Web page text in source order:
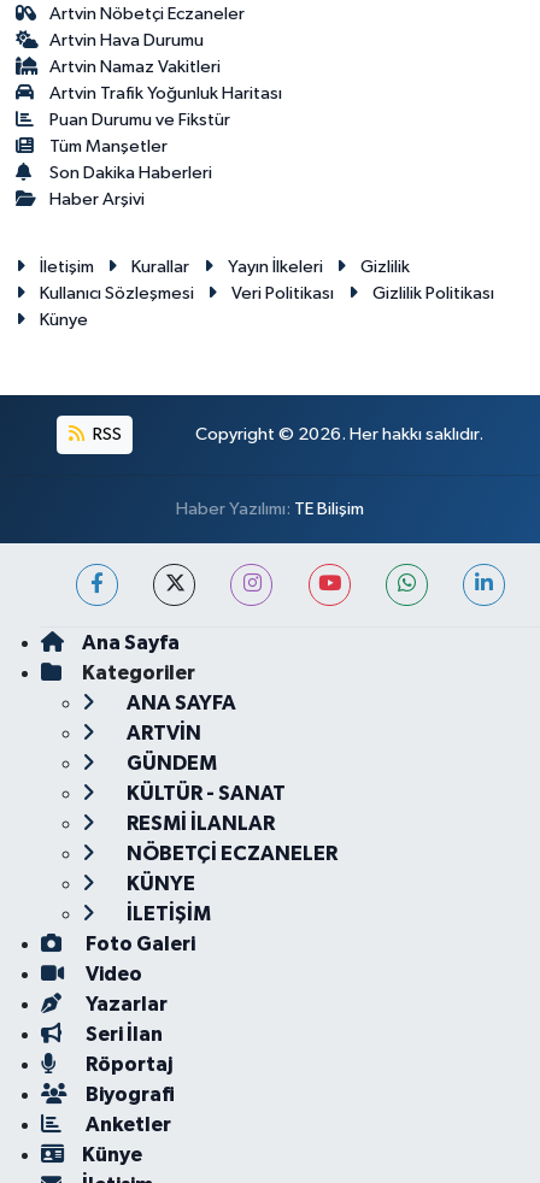
Artvin Nöbetçi Eczaneler
Artvin Hava Durumu
Artvin Namaz Vakitleri
Artvin Trafik Yoğunluk Haritası
Puan Durumu ve Fikstür
Tüm Manşetler
Son Dakika Haberleri
Haber Arşivi
İletişim Kurallar Yayın İlkeleri
Gizlilik
Kullanıcı Sözleşmesi
Veri Politikası
Gizlilik Politikası
Künye
RSS Copyright © 2026. Her hakkı saklıdır.
Haber Yazılımı: TE Bilişim
Ana Sayfa
Kategoriler
ANA SAYFA
ARTVİN
GÜNDEM
KÜLTÜR - SANAT
RESMİ İLANLAR
NÖBETÇİ ECZANELER
KÜNYE
İLETİŞİM
Foto Galeri
Video
Yazarlar
Seri İlan
Röportaj
Biyografi
Anketler
Künye